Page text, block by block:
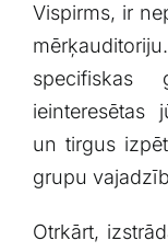
Vispirms, ir
ieinteresētas
un tirgus
grupu
Otrkārt,